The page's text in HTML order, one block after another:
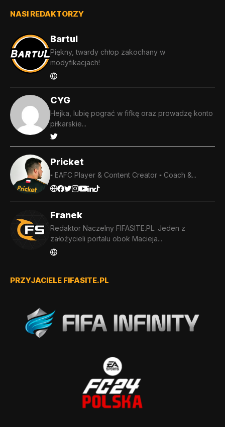
NASI REDAKTORZY
Bartul
Piękny, twardy chłop zakochany w
modyfikacjach!
CYG
Hejka, lubię pograć w fifkę oraz prowadzę konto
piłkarskie...
Pricket
▪️ EAFC Player & Content Creator ▪️ Coach &...
Franek
Redaktor Naczelny FIFASITE.PL. Jeden z
założycieli portalu obok Macieja...
PRZYJACIELE FIFASITE.PL